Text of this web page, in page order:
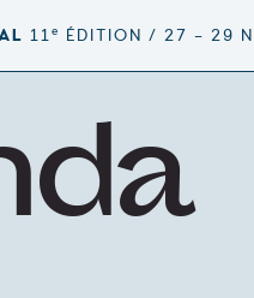
11e ÉDITION / 27 – 29